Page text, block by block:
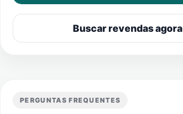
Buscar revendas agora
PERGUNTAS FREQUENTES